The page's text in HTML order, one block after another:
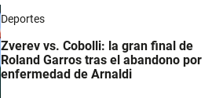
Deportes
Zverev vs. Cobolli: la gran final de
Roland Garros tras el abandono por
enfermedad de Arnaldi